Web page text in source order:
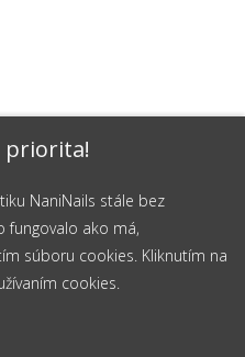
priorita!
NaniNails stále bez
fungovalo ako má,
súboru cookies. Kliknutím na
cookies.